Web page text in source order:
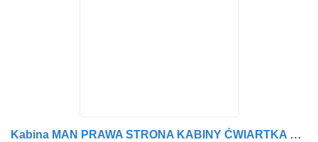
Kabina MAN PRAWA STRONA KABINY ĆWIARTKA MAN TGA TGX inny do ciągnika siodłowego